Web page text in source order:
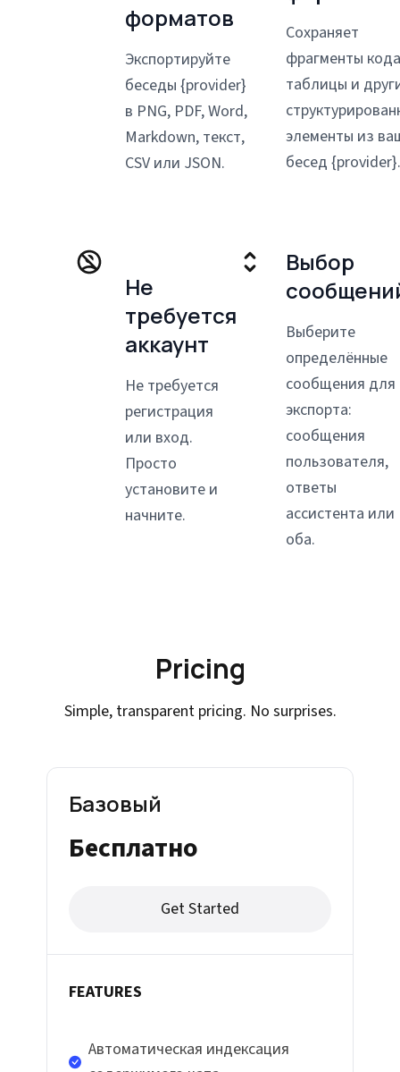
форматов
Экспортируйте
беседы {provider}
в PNG, PDF, Word,
Markdown, текст,
CSV или JSON.
Сохраняет
фрагменты
таблицы и
элементы из
бесед {provider}.
Не
требуется
аккаунт
Не требуется
регистрация
или вход.
Просто
установите и
начните.
Выбор
Выберите
определённые
сообщения для
экспорта:
сообщения
пользователя,
ответы
ассистента или
оба.
Pricing
Simple, transparent pricing. No surprises.
Базовый
Бесплатно
Get Started
FEATURES
Автоматическая индексация